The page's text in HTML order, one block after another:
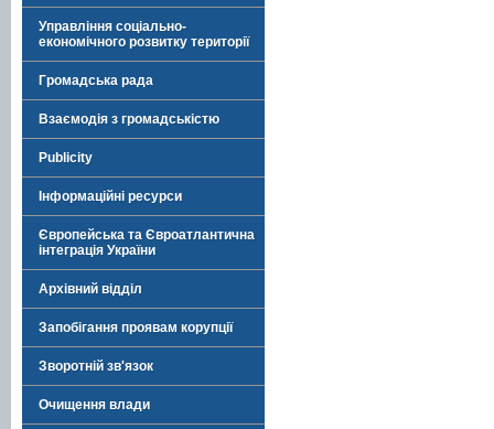
Управління соціально-
економічного розвитку території
Громадська рада
Взаємодія з громадськістю
Publicity
Інформаційні ресурси
Європейська та Євроатлантична
інтеграція України
Архівний відділ
Запобігання проявам корупції
Зворотній зв'язок
Очищення влади